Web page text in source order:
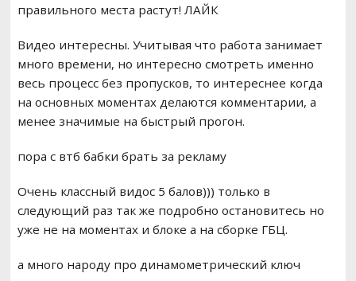
правильного места растут! ЛАЙК
Видео интересны. Учитывая что работа занимает
много времени, но интересно смотреть именно
весь процесс без пропусков, то интереснее когда
на основных моментах делаются комментарии, а
менее значимые на быстрый прогон.
пора с втб бабки брать за рекламу
Очень классный видос 5 балов))) только в
следующий раз так же подробно остановитесь но
уже не на моментах и блоке а на сборке ГБЦ.
а много народу про динамометрический ключ